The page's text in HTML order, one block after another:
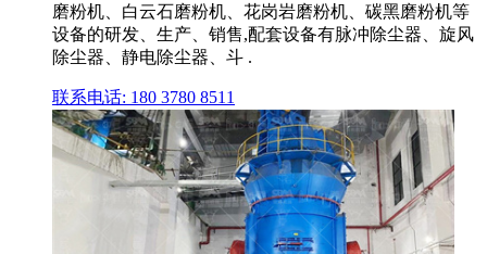
磨粉机、白云石磨粉机、花岗岩磨粉机、碳黑磨粉机等
设备的研发、生产、销售,配套设备有脉冲除尘器、旋风
除尘器、静电除尘器、斗 .
联系电话: 180 3780 8511